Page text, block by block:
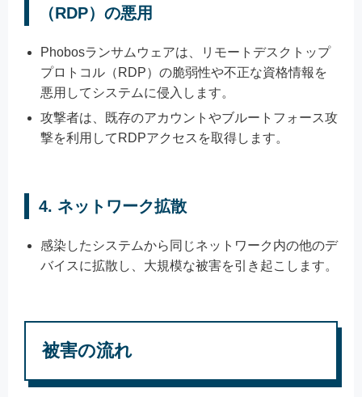
（RDP）の悪用
Phobosランサムウェアは、リモートデスクトップ
プロトコル（RDP）の脆弱性や不正な資格情報を
悪用してシステムに侵入します。
攻撃者は、既存のアカウントやブルートフォース攻
撃を利用してRDPアクセスを取得します。
4. ネットワーク拡散
感染したシステムから同じネットワーク内の他のデ
バイスに拡散し、大規模な被害を引き起こします。
被害の流れ